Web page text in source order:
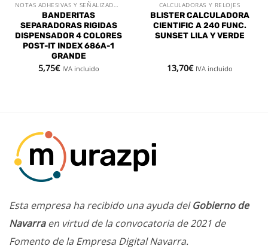
NOTAS ADHESIVAS Y SEÑALIZADORES
BANDERITAS
SEPARADORAS RIGIDAS
DISPENSADOR 4 COLORES
POST-IT INDEX 686A-1
GRANDE
5,75€ IVA incluido
CALCULADORAS Y RELOJES
BLISTER CALCULADORA
CIENTIFIC A 240 FUNC.
SUNSET LILA Y VERDE
13,70€ IVA incluido
Esta empresa ha recibido una ayuda delGobierno de
Navarraen virtud de la convocatoria de 2021 de
Fomento de la Empresa Digital Navarra.